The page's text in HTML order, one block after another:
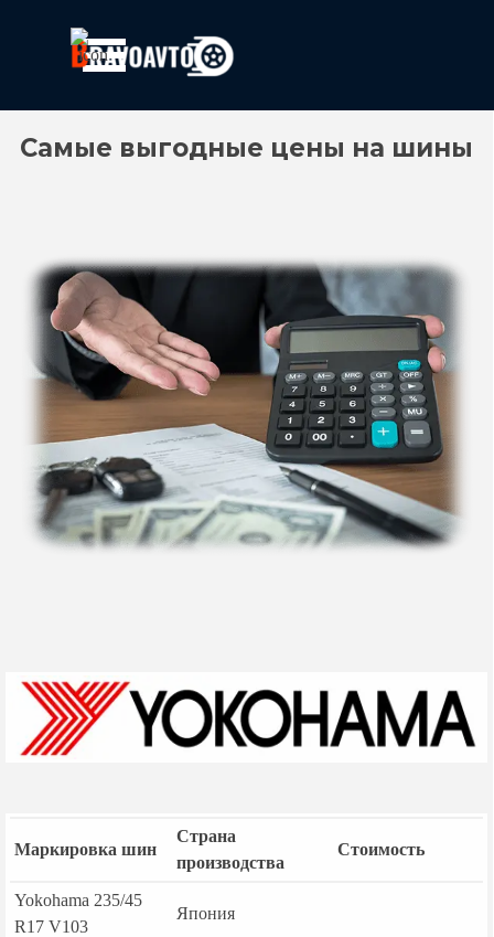
Самые выгодные цены на шины
Маркировка шин
Страна
производства
Стоимость
Yokohama 235/45
R17 V103
Япония